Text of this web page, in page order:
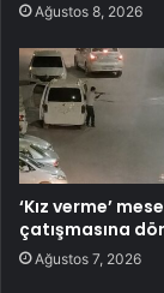
Ağustos 8, 2026
‘Kız verme’
çatışmasına
Ağustos 7, 2026